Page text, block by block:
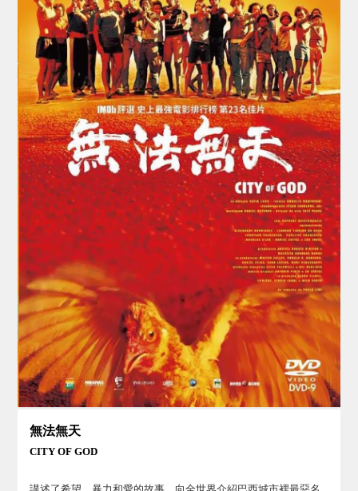
無法無天
CITY OF GOD